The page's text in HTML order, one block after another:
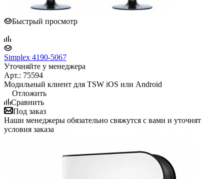
Быстрый просмотр
Simplex 4190-5067
Уточняйте у менеджера
Арт.: 75594
Модильный клиент для TSW iOS или Android
Отложить
Сравнить
Под заказ
Наши менеджеры обязательно свяжутся с вами и уточнят
условия заказа